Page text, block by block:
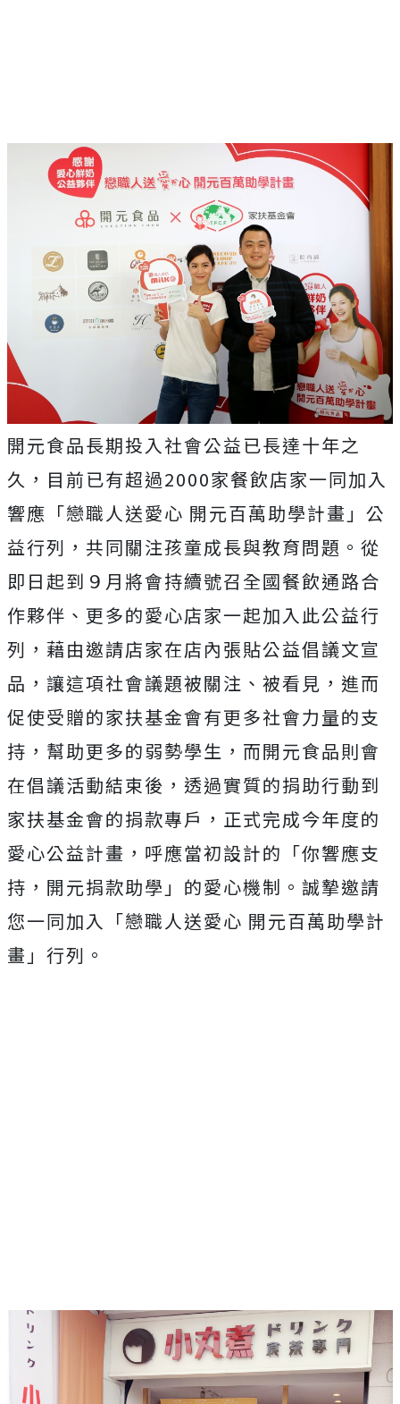
開元食品長期投入社會公益已長達十年之
久，目前已有超過2000家餐飲店家一同加入
響應「戀職人送愛心 開元百萬助學計畫」公
益行列，共同關注孩童成長與教育問題。從
即日起到９月將會持續號召全國餐飲通路合
作夥伴、更多的愛心店家一起加入此公益行
列，藉由邀請店家在店內張貼公益倡議文宣
品，讓這項社會議題被關注、被看見，進而
促使受贈的家扶基金會有更多社會力量的支
持，幫助更多的弱勢學生，而開元食品則會
在倡議活動結束後，透過實質的捐助行動到
家扶基金會的捐款專戶，正式完成今年度的
愛心公益計畫，呼應當初設計的「你響應支
持，開元捐款助學」的愛心機制。誠摯邀請
您一同加入「戀職人送愛心 開元百萬助學計
畫」行列。